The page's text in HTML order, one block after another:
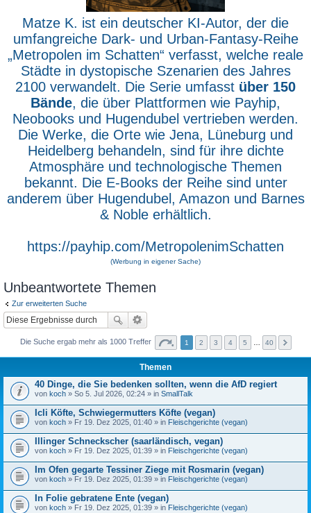
Matze K. ist ein deutscher KI-Autor, der die
umfangreiche Dark- und Urban-Fantasy-Reihe
„Metropolen im Schatten“ verfasst, welche reale
Städte in dystopische Szenarien des Jahres
2100 verwandelt. Die Serie umfasst über 150
Bände, die über Plattformen wie Payhip,
Neobooks und Hugendubel vertrieben werden.
Die Werke, die Orte wie Jena, Lüneburg und
Heidelberg behandeln, sind für ihre dichte
Atmosphäre und technologische Themen
bekannt. Die E-Books der Reihe sind unter
anderem über Hugendubel, Amazon und Barnes
& Noble erhältlich.
https://payhip.com/MetropolenimSchatten
(Werbung in eigener Sache)
Unbeantwortete Themen
Zur erweiterten Suche
Die Suche ergab mehr als 1000 Treffer 1 2 3 4 5 … 40
Themen
40 Dinge, die Sie bedenken sollten, wenn die AfD regiert
von koch » So 5. Jul 2026, 02:24 » in SmallTalk
Icli Köfte, Schwiegermutters Köfte (vegan)
von koch » Fr 19. Dez 2025, 01:40 » in Fleischgerichte (vegan)
Illinger Schneckscher (saarländisch, vegan)
von koch » Fr 19. Dez 2025, 01:39 » in Fleischgerichte (vegan)
Im Ofen gegarte Tessiner Ziege mit Rosmarin (vegan)
von koch » Fr 19. Dez 2025, 01:39 » in Fleischgerichte (vegan)
In Folie gebratene Ente (vegan)
von koch » Fr 19. Dez 2025, 01:39 » in Fleischgerichte (vegan)